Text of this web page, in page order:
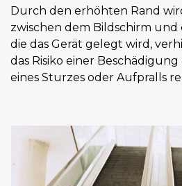
Durch den erhöhten Rand
zwischen dem Bildschirm
die das Gerät gelegt wird,
das Risiko einer Beschädigung
eines Sturzes oder Aufpralls